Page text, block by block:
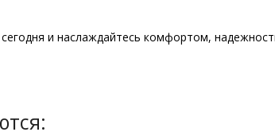
сегодня и наслаждайтесь комфортом,